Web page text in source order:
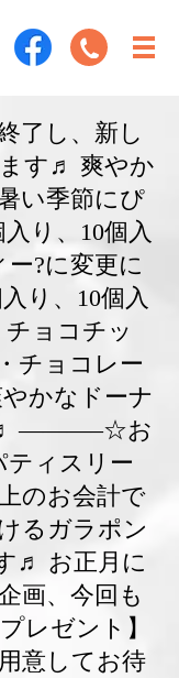
了し、新し
す♬ 爽やか
い季節にぴ
り、10個入
?に変更に
り、10個入
ョコチッ
チョコレー
かなドーナ
♬ ———–☆お
ィスリー
のお会計で
るガラポン
♬ お正月に
画、今回も
レゼント】
意してお待